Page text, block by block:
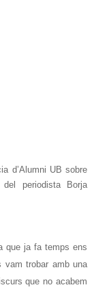
d’Alumni UB sobre
periodista Borja
que ja fa temps ens
vam trobar amb una
que no acabem